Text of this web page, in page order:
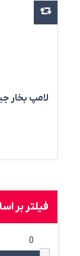
لامپ بخار
فیلتر بر
0